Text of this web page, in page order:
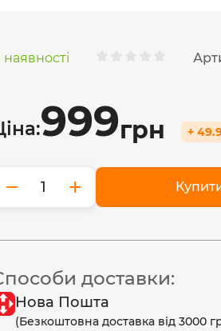
наявності
999грн +
− +
доставки:
Нова Пошта
(Безкоштовна доставка від 3000